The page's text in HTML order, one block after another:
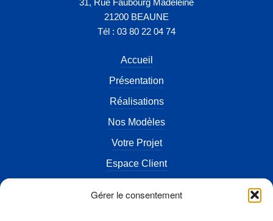
Gérer le consentement
31, Rue Faubourg Madeleine
21200 BEAUNE
Tél : 03 80 22 04 74
Accueil
Présentation
Réalisations
Nos Modèles
Votre Projet
Espace Client
Actualités